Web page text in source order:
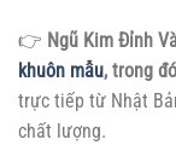
👉 Ngũ Kim Đỉnh
khuôn mẫu, trong
trực tiếp từ Nhật
chất lượng.